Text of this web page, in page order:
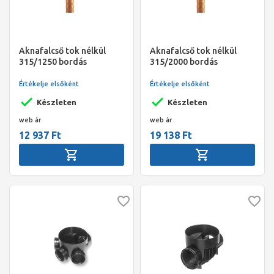
Aknafalcső tok nélkül
315/1250 bordás
Készleten
Értékelje elsőként
web ár
12 937 Ft
Aknafalcső tok nélkül
315/2000 bordás
Készleten
Értékelje elsőként
web ár
19 138 Ft